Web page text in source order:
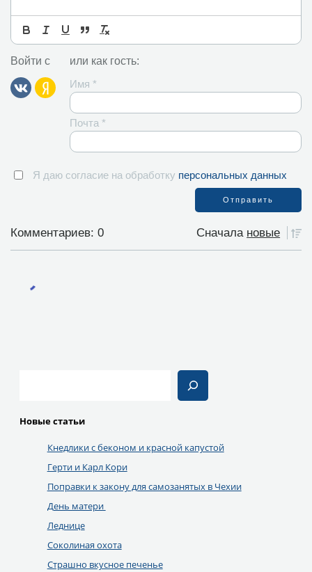
Войти с
или как гость:
Имя *
Почта *
Я даю согласие на обработку персональных данных
Комментариев: 0 Сначала новые
Новые статьи
Кнедлики с беконом и красной капустой
Герти и Карл Кори
Поправки к закону для самозанятых в Чехии
День матери
Леднице
Соколиная охота
Страшно вкусное печенье